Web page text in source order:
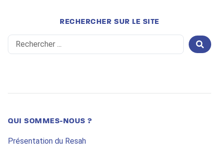
RECHERCHER SUR LE SITE
Search
...
QUI SOMMES-NOUS ?
Présentation du Resah